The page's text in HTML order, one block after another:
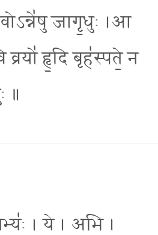
जागृ॒धुः ।आ
व्रयो॑ हृ॒दि बृह॑स्पते॒ न
॥
। ये । अ॒भि ।